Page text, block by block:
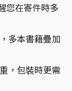
您在寄件時多
多本書籍疊加
，包裝時更需